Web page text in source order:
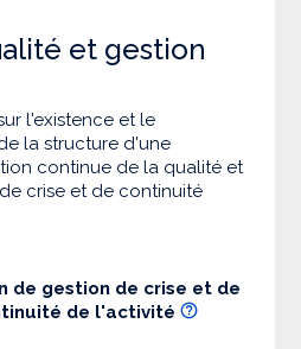
et gestion
l'existence et le
la structure d'une
continue de la qualité et
crise et de continuité
de gestion de crise et de
de l'activité